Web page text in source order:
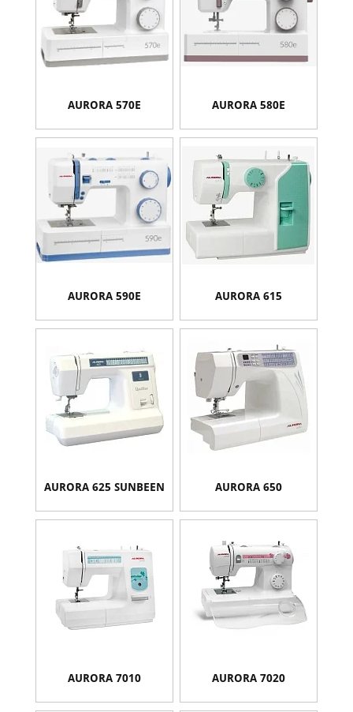
AURORA 570E AURORA 580E
AURORA 590E AURORA 615
AURORA 625 SUNBEEN AURORA 650
AURORA 7010 AURORA 7020